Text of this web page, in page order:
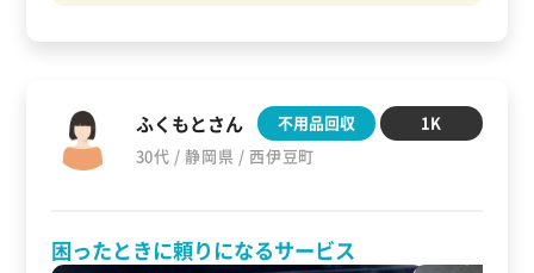
ふくもとさん
30代 / 静岡県 / 西伊豆町
不用品回収 1K
困ったときに頼りになるサービス